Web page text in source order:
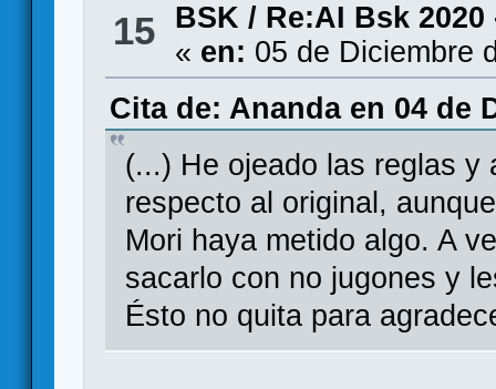
15 BSK / Re:AI Bsk
« en: 05 de Diciembre
Cita de: Ananda en 04 de
(...) He ojeado las reglas y
respecto al original,
Mori haya metido algo. A
sacarlo con no jugones y
Ésto no quita para